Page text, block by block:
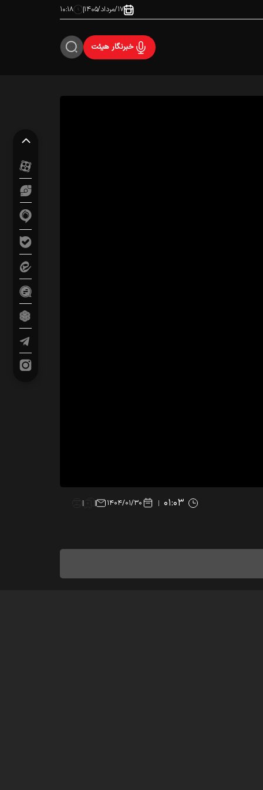
۱۷/مرداد/۱۴۰۵ ۱۰:۱۸
خبرنگار هیئت
۱۴۰۴/۰۱/۳۰